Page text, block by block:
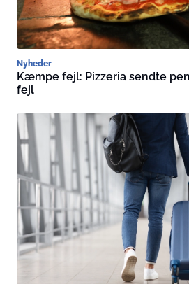
Nyheder
Kæmpe fejl: Pizzeria sendte
fejl